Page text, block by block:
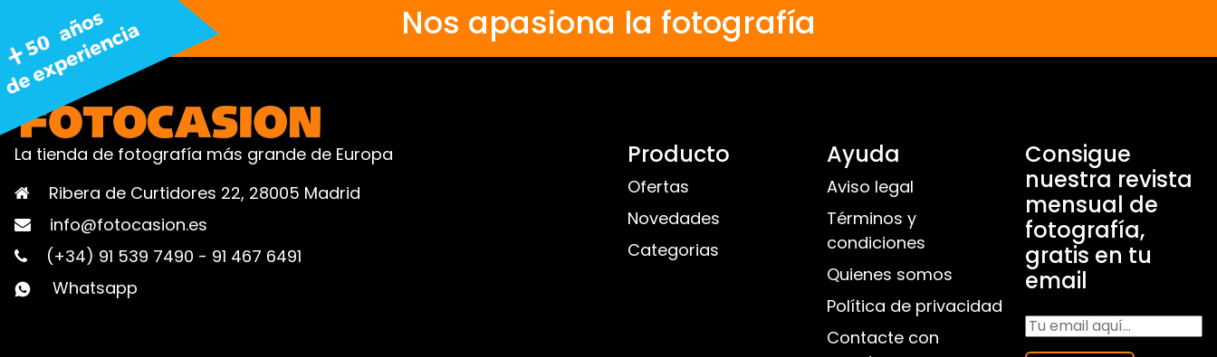
Nos apasiona la fotografía
La tienda de fotografía más grande de Europa
Ribera de Curtidores 22, 28005 Madrid
info@fotocasion.es
(+34) 91 539 7490 - 91 467 6491
Whatsapp
Producto
Ofertas
Novedades
Categorias
Ayuda
Aviso legal
Términos y
condiciones
Quienes somos
Política de privacidad
Contacte con
Consigue
nuestra revista
mensual de
fotografía,
gratis en tu
email